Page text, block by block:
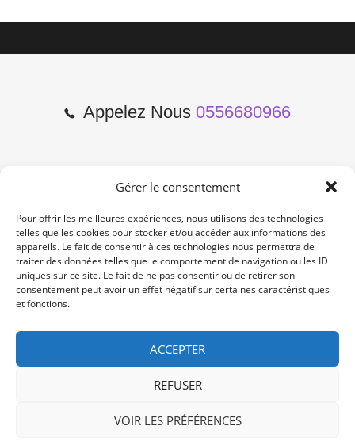
Gérer le consentement
Pour offrir les meilleures expériences, nous utilisons des technologies
telles que les cookies pour stocker et/ou accéder aux informations des
appareils. Le fait de consentir à ces technologies nous permettra de
traiter des données telles que le comportement de navigation ou les ID
uniques sur ce site. Le fait de ne pas consentir ou de retirer son
consentement peut avoir un effet négatif sur certaines caractéristiques
et fonctions.
ACCEPTER
REFUSER
VOIR LES PRÉFÉRENCES
Appelez Nous 0556680966
2 Cours de l'Yser 33800
Bordeaux
Lun-Samedi: 10:00 -19:00
Non Stop
/ /